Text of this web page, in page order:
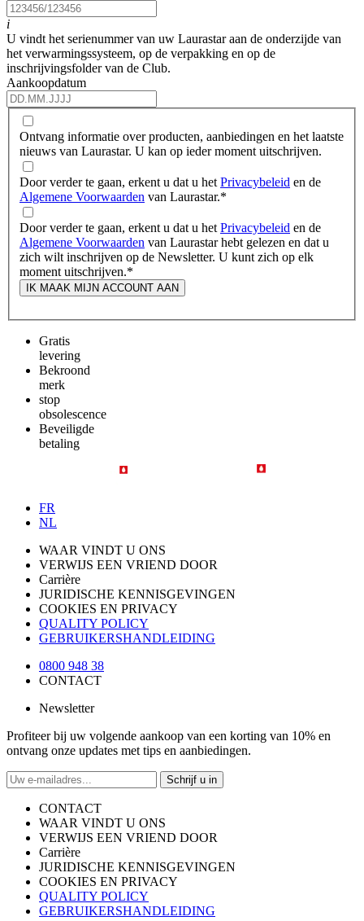
i
U vindt het serienummer van uw Laurastar aan de onderzijde van
het verwarmingssysteem, op de verpakking en op de
inschrijvingsfolder van de Club.
Aankoopdatum
Ontvang informatie over producten, aanbiedingen en het laatste
nieuws van Laurastar. U kan op ieder moment uitschrijven.
Door verder te gaan, erkent u dat u het Privacybeleid en de
Algemene Voorwaarden van Laurastar.*
Door verder te gaan, erkent u dat u het Privacybeleid en de
Algemene Voorwaarden van Laurastar hebt gelezen en dat u
zich wilt inschrijven op de Newsletter. U kunt zich op elk
moment uitschrijven.*
IK MAAK MIJN ACCOUNT AAN
Gratis
levering
Bekroond
merk
stop
obsolescence
Beveiligde
betaling
FR
NL
WAAR VINDT U ONS
VERWIJS EEN VRIEND DOOR
Carrière
JURIDISCHE KENNISGEVINGEN
COOKIES EN PRIVACY
QUALITY POLICY
GEBRUIKERSHANDLEIDING
0800 948 38
CONTACT
Newsletter
Profiteer bij uw volgende aankoop van een korting van 10% en
ontvang onze updates met tips en aanbiedingen.
Schrijf u in
CONTACT
WAAR VINDT U ONS
VERWIJS EEN VRIEND DOOR
Carrière
JURIDISCHE KENNISGEVINGEN
COOKIES EN PRIVACY
QUALITY POLICY
GEBRUIKERSHANDLEIDING